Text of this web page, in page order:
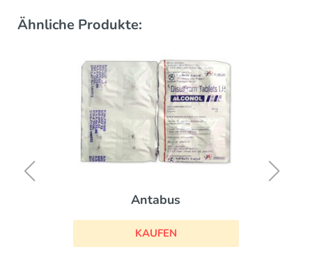
Ähnliche Produkte:
Antabus
KAUFEN